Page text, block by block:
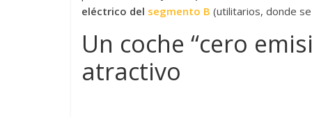
eléctrico del segmento B (utilitarios, donde
Un coche “cero
atractivo